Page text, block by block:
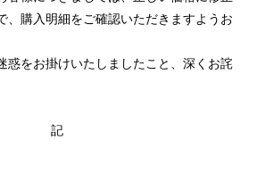
、購入明細をご確認いただきますようお
惑をお掛けいたしましたこと、深くお詫
記